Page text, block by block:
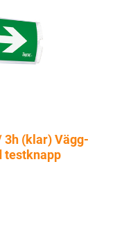
(klar) Vägg-
testknapp